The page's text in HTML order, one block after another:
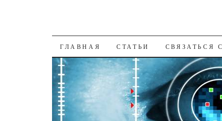
К СОДЕРЖАНИЮ
ГЛАВНАЯ СТАТЬИ СВЯЗАТЬСЯ